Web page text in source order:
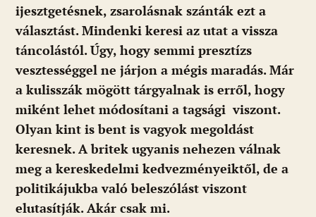
ijesztgetésnek, zsarolásnak szánták ezt a
választást. Mindenki keresi az utat a vissza
táncolástól. Úgy, hogy semmi presztízs
vesztességgel ne járjon a mégis maradás. Már
a kulisszák mögött tárgyalnak is erről, hogy
miként lehet módosítani a tagsági viszont.
Olyan kint is bent is vagyok megoldást
keresnek. A britek ugyanis nehezen válnak
meg a kereskedelmi kedvezményeiktől, de a
politikájukba való beleszólást viszont
elutasítják. Akár csak mi.